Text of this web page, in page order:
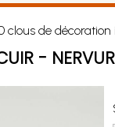
clous de
-